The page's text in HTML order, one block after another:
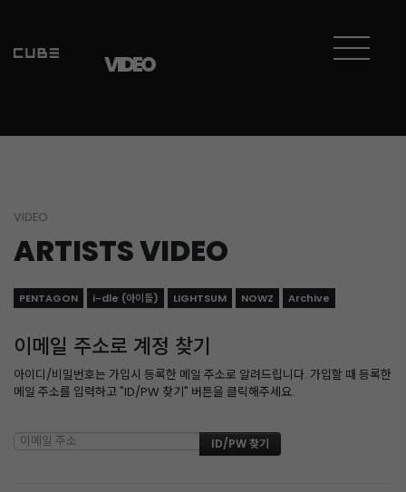
VIDEO
VIDEO
ARTISTS VIDEO
PENTAGON i-dle (아이들) LIGHTSUM NOWZ Archive
이메일 주소로 계정 찾기
아이디/비밀번호는 가입시 등록한 메일 주소로 알려드립니다. 가입할 때 등록한
메일 주소를 입력하고 "ID/PW 찾기" 버튼을 클릭해주세요.